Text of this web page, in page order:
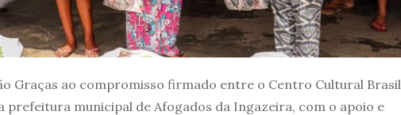
Graças ao compromisso firmado entre o Centro Cultural Brasil
a prefeitura municipal de Afogados da Ingazeira, com o apoio e